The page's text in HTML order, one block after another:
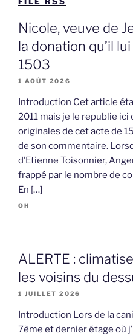
Nicole, veuve de
la donation qu’il
1503
1 AOÛT 2026
Introduction Cet article
2011 mais je le republie
originales de cet acte de
de son commentaire.
d’Etienne Toisonnier,
frappé par le nombre de
En […]
OH
ALERTE :
les voisins du
1 JUILLET 2026
Introduction Lors de la
7ème et dernier étage où